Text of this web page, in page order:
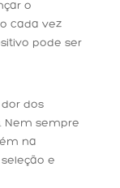
o
cada vez
pode ser
dos
Nem sempre
na
e